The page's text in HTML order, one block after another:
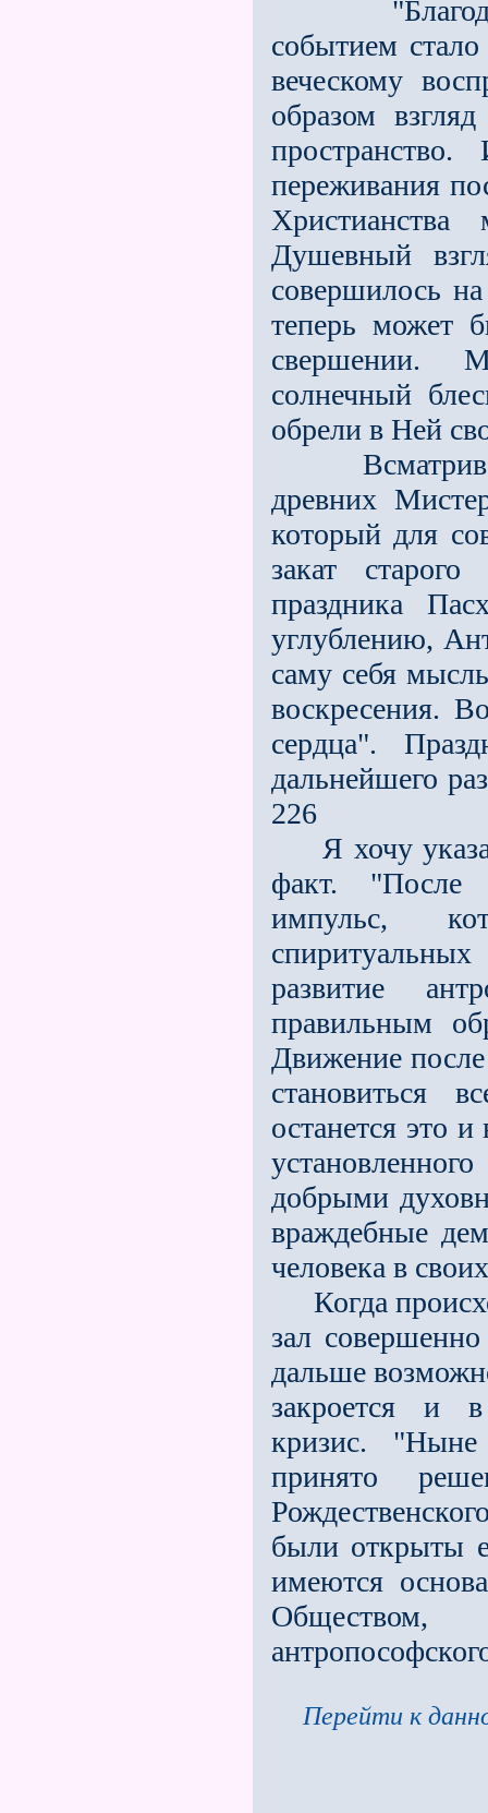
"Благодаря
событием
веческому
образом
переживания
Душевный
совершилось
теперь может
свершении.
солнечный
обрели в Ней
древних
который для
закат
праздника
углублению,
саму себя
воскресения.
сердца".
дальнейшего
226
Я хочу
факт. "После
импульс,
развитие
правильным
Движение
становиться
останется это
добрыми
враждебные
человека в
Когда
зал
дальше
закроется и
кризис.
принято
были открыты
имеются
Обществом,
Перейти к